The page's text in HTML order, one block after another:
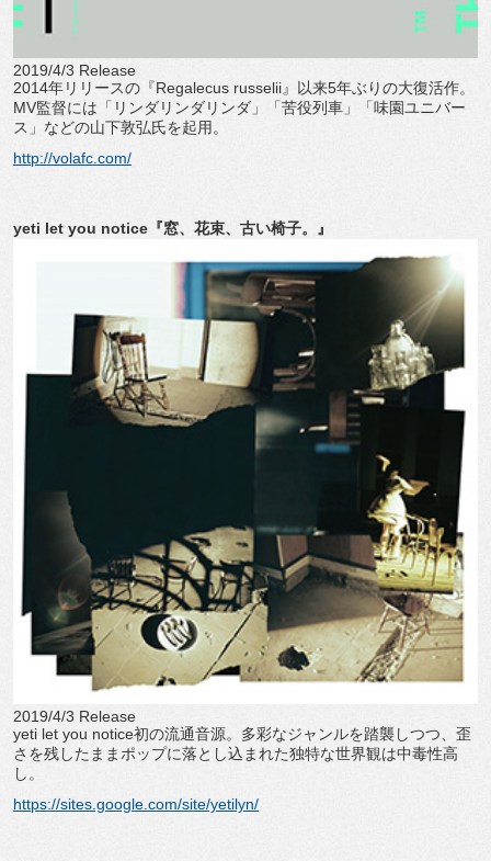
2019/4/3 Release
2014年リリースの『Regalecus russelii』以来5年ぶりの大復活作。
MV監督には「リンダリンダリンダ」「苦役列車」「味園ユニバー
ス」などの山下敦弘氏を起用。
http://volafc.com/
yeti let you notice『窓、花束、古い椅子。』
2019/4/3 Release
yeti let you notice初の流通音源。多彩なジャンルを踏襲しつつ、歪
さを残したままポップに落とし込まれた独特な世界観は中毒性高
し。
https://sites.google.com/site/yetilyn/